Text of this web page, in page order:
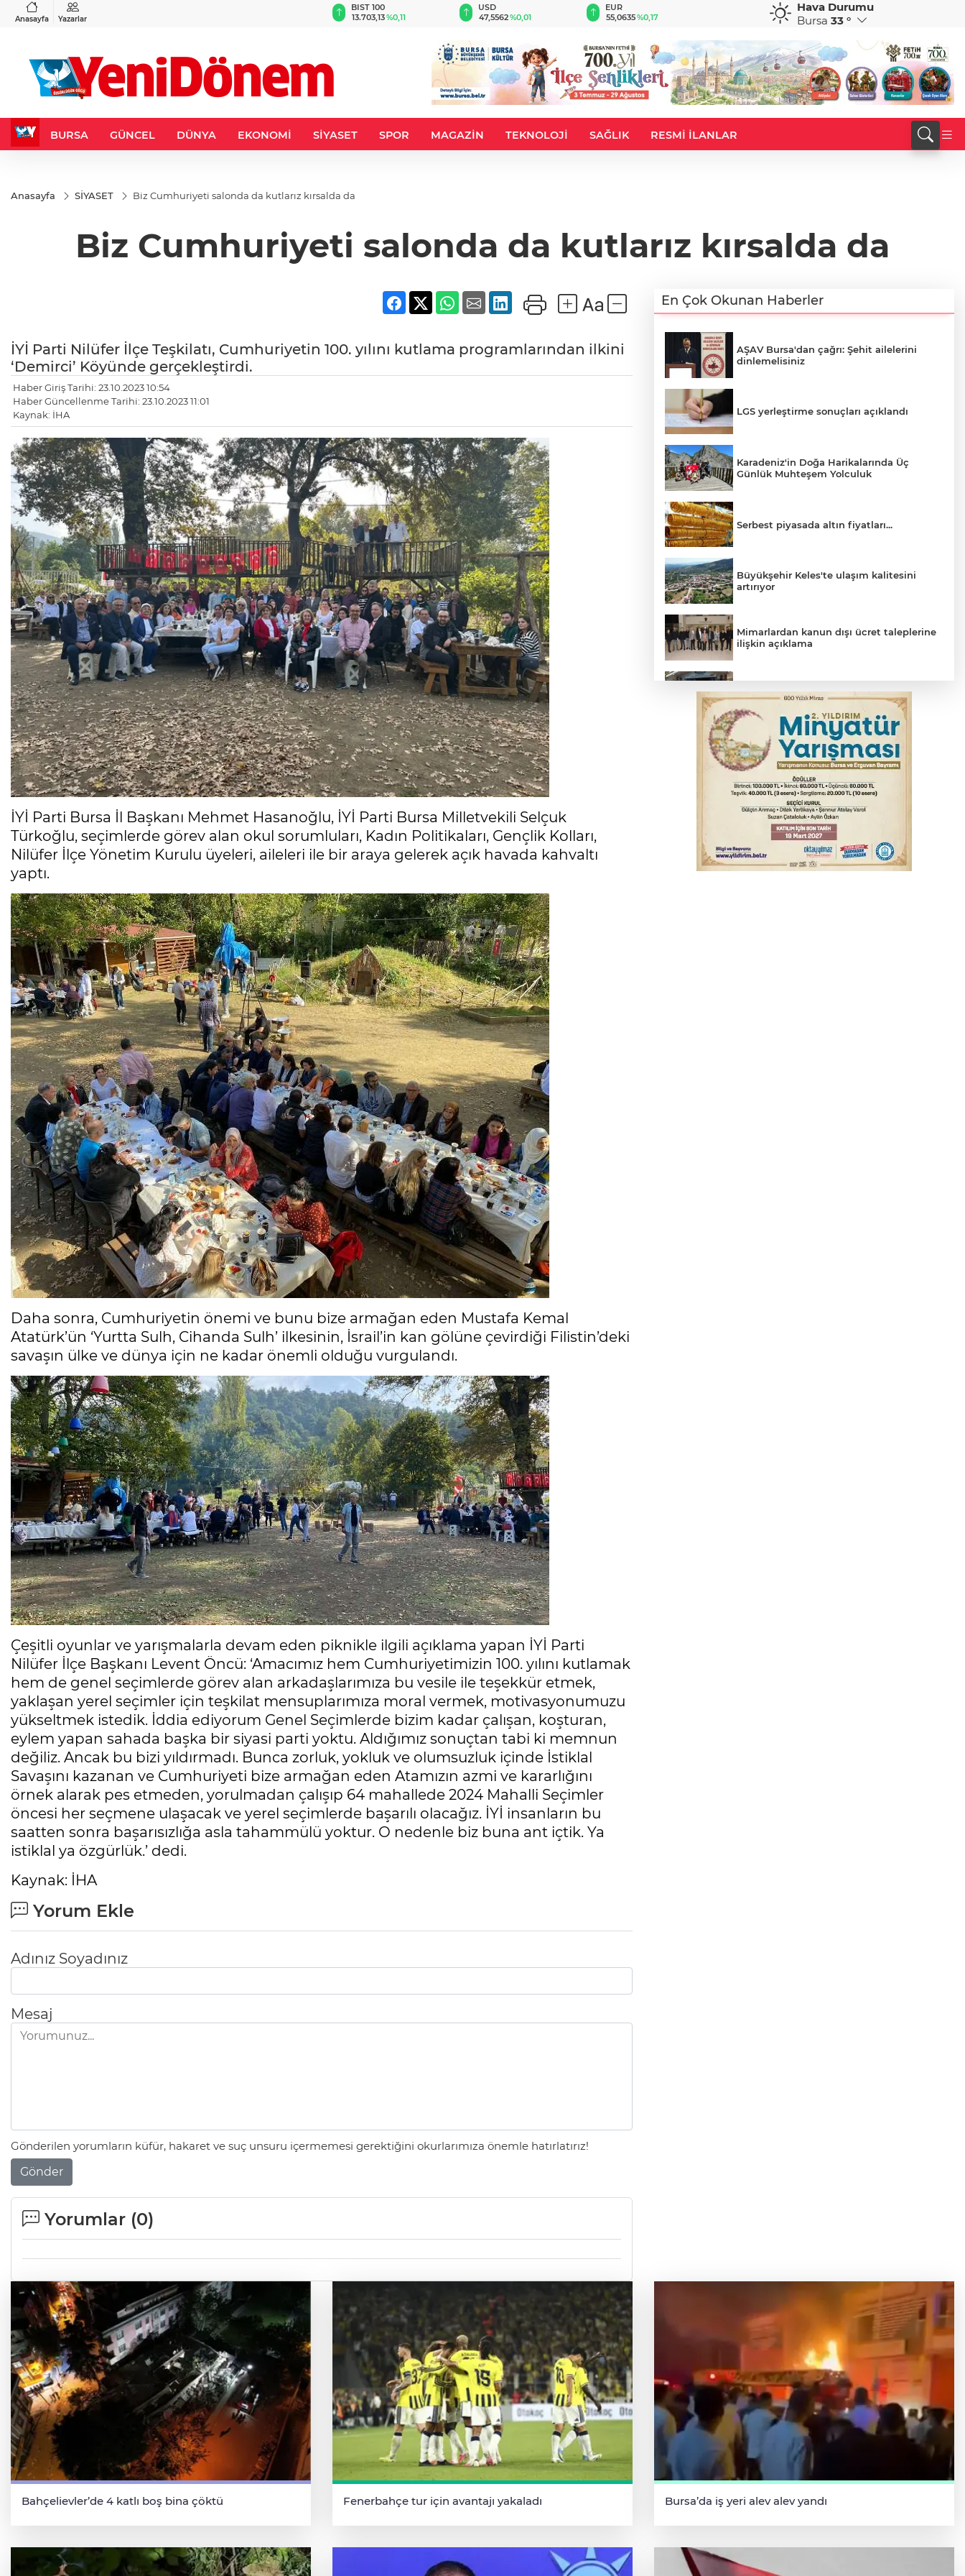
Anasayfa Yazarlar
%0,27
BIST 100
13.703,13%0,11
USD
47,5562%0,01
EUR
55,0635%0,17 %0,19
CHF
58,9294
Hava Durumu
Bursa 33 °
BURSA GÜNCEL DÜNYA EKONOMİ SİYASET SPOR MAGAZİN TEKNOLOJİ SAĞLIK RESMİ İLANLAR
Anasayfa SİYASET Biz Cumhuriyeti salonda da kutlarız kırsalda da
Biz Cumhuriyeti salonda da kutlarız kırsalda da
İYİ Parti Nilüfer İlçe Teşkilatı, Cumhuriyetin 100. yılını kutlama programlarından ilkini
‘Demirci’ Köyünde gerçekleştirdi.
Haber Giriş Tarihi: 23.10.2023 10:54
Haber Güncellenme Tarihi: 23.10.2023 11:01
Kaynak: İHA
İYİ Parti Bursa İl Başkanı Mehmet Hasanoğlu, İYİ Parti Bursa Milletvekili Selçuk
Türkoğlu, seçimlerde görev alan okul sorumluları, Kadın Politikaları, Gençlik Kolları,
Nilüfer İlçe Yönetim Kurulu üyeleri, aileleri ile bir araya gelerek açık havada kahvaltı
yaptı.
Daha sonra, Cumhuriyetin önemi ve bunu bize armağan eden Mustafa Kemal
Atatürk’ün ‘Yurtta Sulh, Cihanda Sulh’ ilkesinin, İsrail’in kan gölüne çevirdiği Filistin’deki
savaşın ülke ve dünya için ne kadar önemli olduğu vurgulandı.
Çeşitli oyunlar ve yarışmalarla devam eden piknikle ilgili açıklama yapan İYİ Parti
Nilüfer İlçe Başkanı Levent Öncü: ‘Amacımız hem Cumhuriyetimizin 100. yılını kutlamak
hem de genel seçimlerde görev alan arkadaşlarımıza bu vesile ile teşekkür etmek,
yaklaşan yerel seçimler için teşkilat mensuplarımıza moral vermek, motivasyonumuzu
yükseltmek istedik. İddia ediyorum Genel Seçimlerde bizim kadar çalışan, koşturan,
eylem yapan sahada başka bir siyasi parti yoktu. Aldığımız sonuçtan tabi ki memnun
değiliz. Ancak bu bizi yıldırmadı. Bunca zorluk, yokluk ve olumsuzluk içinde İstiklal
Savaşını kazanan ve Cumhuriyeti bize armağan eden Atamızın azmi ve kararlığını
örnek alarak pes etmeden, yorulmadan çalışıp 64 mahallede 2024 Mahalli Seçimler
öncesi her seçmene ulaşacak ve yerel seçimlerde başarılı olacağız. İYİ insanların bu
saatten sonra başarısızlığa asla tahammülü yoktur. O nedenle biz buna ant içtik. Ya
istiklal ya özgürlük.’ dedi.
Kaynak: İHA
Yorum Ekle
Adınız Soyadınız
Mesaj
Gönderilen yorumların küfür, hakaret ve suç unsuru içermemesi gerektiğini okurlarımıza önemle hatırlatırız!
Gönder
Yorumlar (0)
En Çok Okunan Haberler
AŞAV Bursa'dan çağrı: Şehit ailelerini
dinlemelisiniz
LGS yerleştirme sonuçları açıklandı
Karadeniz'in Doğa Harikalarında Üç
Günlük Muhteşem Yolculuk
Serbest piyasada altın fiyatları...
Büyükşehir Keles'te ulaşım kalitesini
artırıyor
Mimarlardan kanun dışı ücret taleplerine
ilişkin açıklama
Başkan Aydın: Tüm imkanları sunuyoruz
Başkan Dalgıç: Denizler halkındır
Bursa’da bugün hava nasıl olacak?
Bursa'da kontrolden çıkan araç orta
refüje çıktı
Bahçelievler’de 4 katlı boş bina çöktü Fenerbahçe tur için avantajı yakaladı Bursa’da iş yeri alev alev yandı